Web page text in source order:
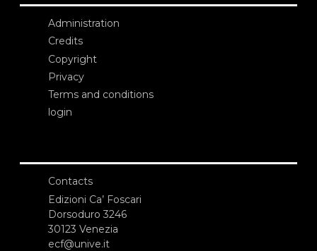
Administration
Credits
Copyright
Privacy
Terms and conditions
login
Contacts
Edizioni Ca’ Foscari
Dorsoduro 3246
30123 Venezia
ecf@unive.it